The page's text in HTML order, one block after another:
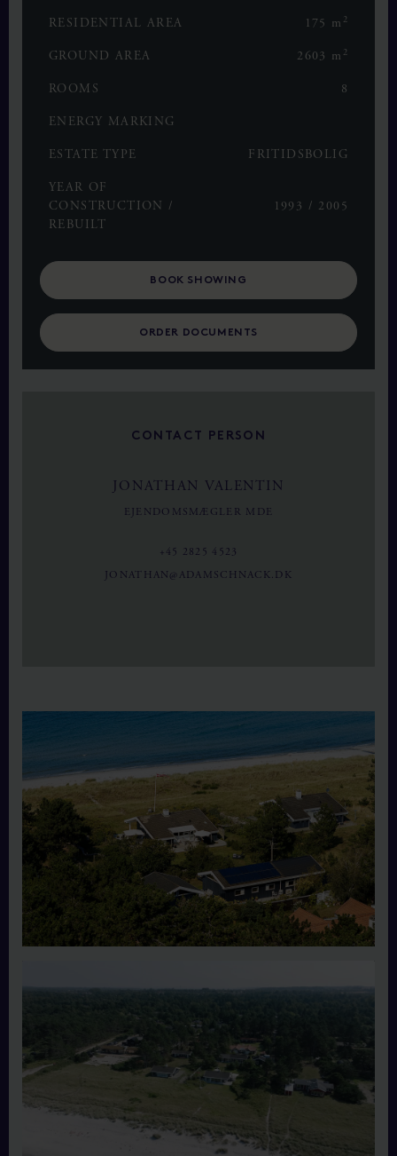
RESIDENTIAL AREA 175 m 2
GROUND AREA 2603 m 2
ROOMS 8
ENERGY MARKING
ESTATE TYPE FRITIDSBOLIG
YEAR OF
CONSTRUCTION /
REBUILT
1993 / 2005
BOOK SHOWING
ORDER DOCUMENTS
CONTACT PERSON
JONATHAN VALENTIN
EJENDOMSMÆGLER MDE
+45 2825 4523
JONATHAN@ADAMSCHNACK.DK